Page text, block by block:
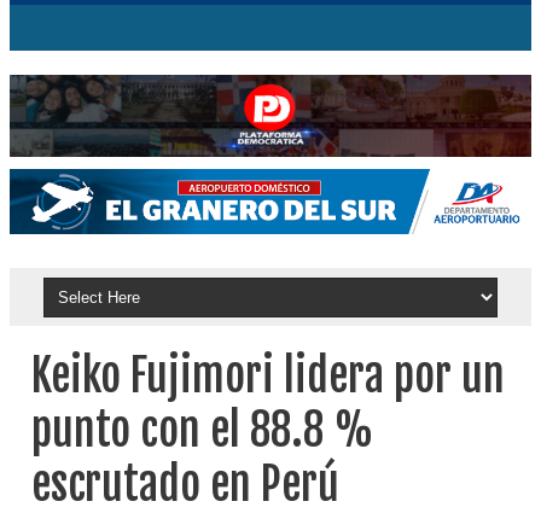
Keiko Fujimori lidera por un
punto con el 88.8 %
escrutado en Perú